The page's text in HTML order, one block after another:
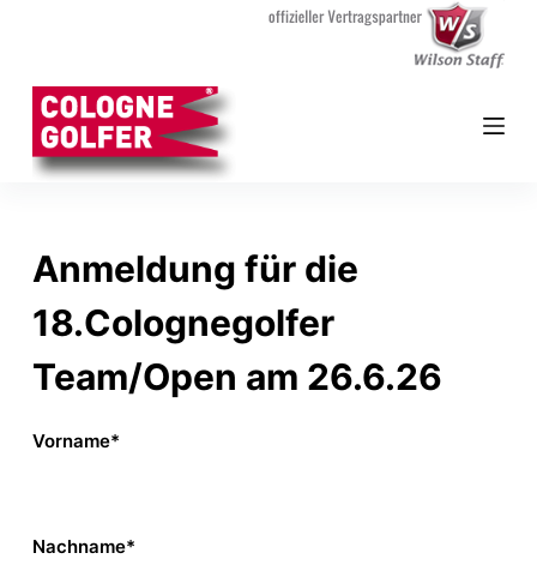
m
n
n
Anmeldung für die
18.Colognegolfer
Team/Open am 26.6.26
Vorname*
Nachname*